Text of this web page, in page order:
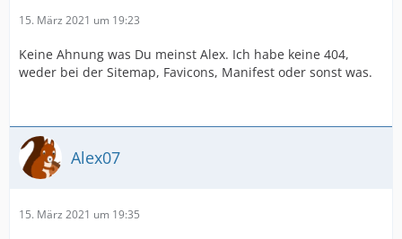
15. März 2021 um 19:23
Keine Ahnung was Du meinst Alex. Ich habe keine 404,
weder bei der Sitemap, Favicons, Manifest oder sonst was.
Alex07
15. März 2021 um 19:35